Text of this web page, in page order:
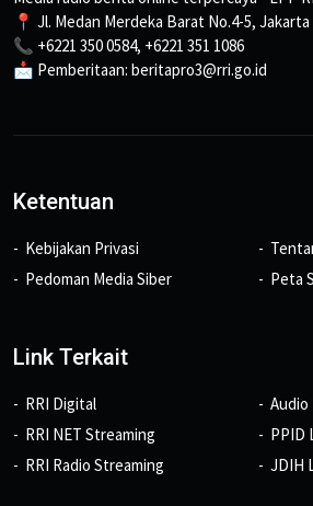
📍 Jl. Medan Merdeka Barat No.4-5,
📞 +6221 350 0584, +6221 351 1086
📩 Pemberitaan: beritapro3@rri.go.id
Ketentuan
Kebijakan Privasi
Pedoman Media Siber
Peta
Link Terkait
RRI Digital
RRI NET Streaming
RRI Radio Streaming
Audio
PPID
JDIH